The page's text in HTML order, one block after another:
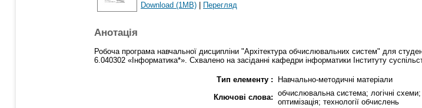
Download (1MB) Перегляд
Анотація
Робоча програма навчальної дисципліни "Архітектура обчислювальних систем" для
6.040302 «Інформатика*». Схвалено на засіданні кафедри інформатики Інституту
Тип елементу :
Навчально-методичні матеріали
Ключові слова: обчислювальна система; логічні
оптимізація; технології обчислень